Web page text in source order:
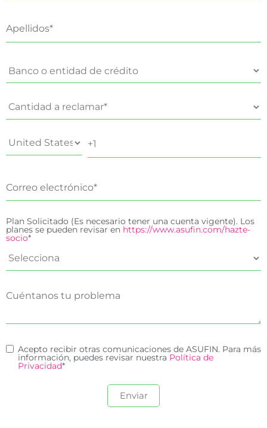
Plan Solicitado (Es necesario tener una cuenta vigente). Los
planes se pueden revisar en https://www.asufin.com/hazte-
socio*
Acepto recibir otras comunicaciones de ASUFIN. Para más
información, puedes revisar nuestra Política de
Privacidad*